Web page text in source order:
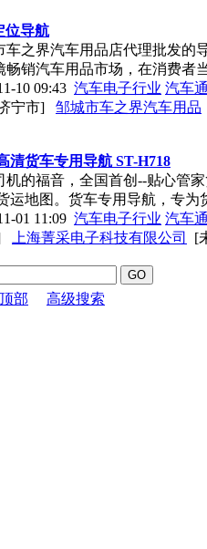
位导航
车之界汽车用品店代理批发的
畅销汽车用品市场，在消费者
10 09:43 汽车电子行业 汽车
宁市]
邹城市车之界汽车用品
清货车专用导航 ST-H718
机的福音，全国首创--贴心管
运地图。货车专用导航，专为
01 11:09 汽车电子行业 汽车
上海菁采电子科技有限公司 [
部
高级搜索